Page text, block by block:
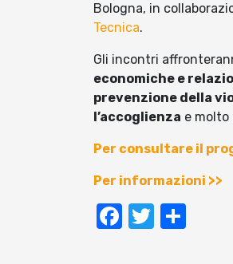
Bologna, in
Tecnica.
Gli incontri
economiche e
prevenzione della
l’accoglienza e molto
Per consultare il
Per informazioni >>
Facebook
Twitter